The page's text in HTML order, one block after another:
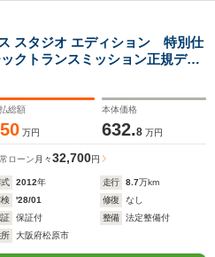
スタジオ エディション 特別仕
クトランスミッション正規ディ
マンススタジオフルレザーパッ
ア AMGパフォーマンスパッ
AW
総額
万円
本体価格
632.8 万円
ローン 月々32,700円
式 2012年 走行 8.7万km
'28/01 修復
なし
証
保証付 整備
法定整備付
所
大阪府松原市